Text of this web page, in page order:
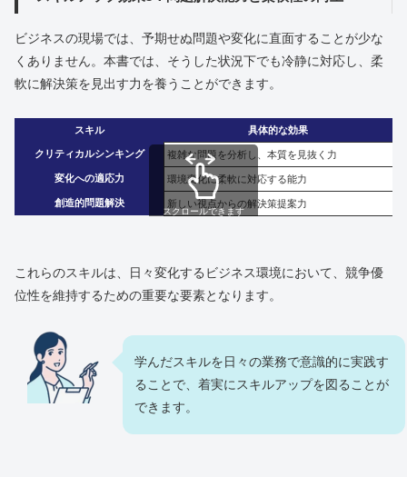
ビジネスの現場では、予期せぬ問題や変化に直面することが少な
くありません。本書では、そうした状況下でも冷静に対応し、柔
軟に解決策を見出す力を養うことができます。
スキル 具体的な効果
クリティカルシンキング 複雑な問題を分析し、本質を見抜く力
変化への適応力 環境変化に柔軟に対応する能力
創造的問題解決 新しい視点からの解決策提案力
スクロールできます
これらのスキルは、日々変化するビジネス環境において、競争優
位性を維持するための重要な要素となります。
学んだスキルを日々の業務で意識的に実践す
ることで、着実にスキルアップを図ることが
できます。